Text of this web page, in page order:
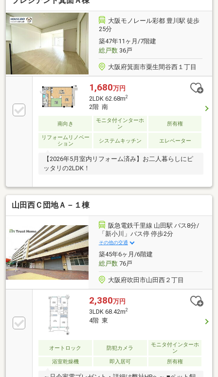
大阪モノレール彩都 豊川駅 徒歩
25分
築47年11ヶ月/7階建
総戸数36戸
大阪府箕面市粟生間谷西１丁目
1,680万円
2LDK 62.68m2
2階 南
南向き
モニタ付インターホ
ン
所有権
リフォームリノベー
ション
システムキッチン エレベーター
【2026年5月室内リフォーム済み】お二人暮らしにピ
ッタリの2LDK！
山田西Ｃ団地Ａ－１棟
阪急電鉄千里線 山田駅 バス8分/
「新小川」バス停 停歩2分
その他の交通
築45年6ヶ月/6階建
総戸数76戸
大阪府吹田市山田西２丁目
2,380万円
3LDK 68.42m2
4階 東
オートロック 防犯カメラ
モニタ付インターホ
ン
浴室乾燥機
即入居可 所有権